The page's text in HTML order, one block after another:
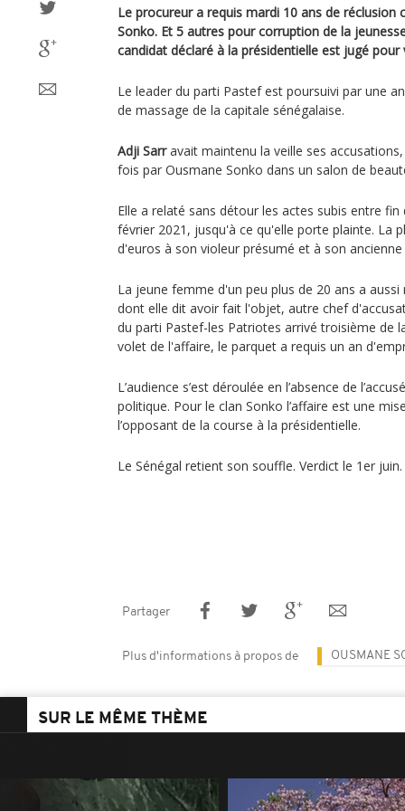
Le procureur a requis mardi 10 ans de réclusion
Sonko. Et 5 autres pour corruption de la
candidat déclaré à la présidentielle est jugé pour
Le leader du parti Pastef est poursuivi par une
de massage de la capitale sénégalaise.
Adji Sarravait maintenu la veille ses
fois par Ousmane Sonko dans un salon de
Elle a relaté sans détour les actes subis entre
février 2021, jusqu'à ce qu'elle porte plainte. La
d'euros à son violeur présumé et à son
La jeune femme d'un peu plus de 20 ans a
dont elle dit avoir fait l'objet, autre chef
du parti Pastef-les Patriotes arrivé troisième de
volet de l'affaire, le parquet a requis un an
L’audience s’est déroulée en l’absence de
politique. Pour le clan Sonko l’affaire est une
l’opposant de la course à la présidentielle.
Le Sénégal retient son souffle. Verdict le 1er juin.
Partager
Plus d'informations à propos de OUSMANE
SUR LE MÊME THÈME